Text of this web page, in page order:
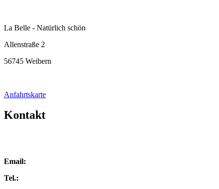
La Belle - Natürlich schön
Allenstraße 2
56745 Weibern
Anfahrtskarte
Kontakt
Email:
Tel.: